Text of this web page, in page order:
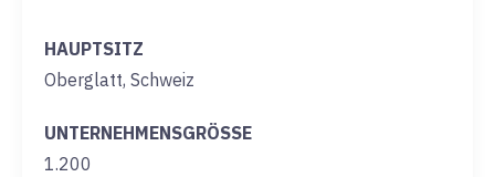
HAUPTSITZ
Oberglatt, Schweiz
UNTERNEHMENSGRÖSSE
1.200